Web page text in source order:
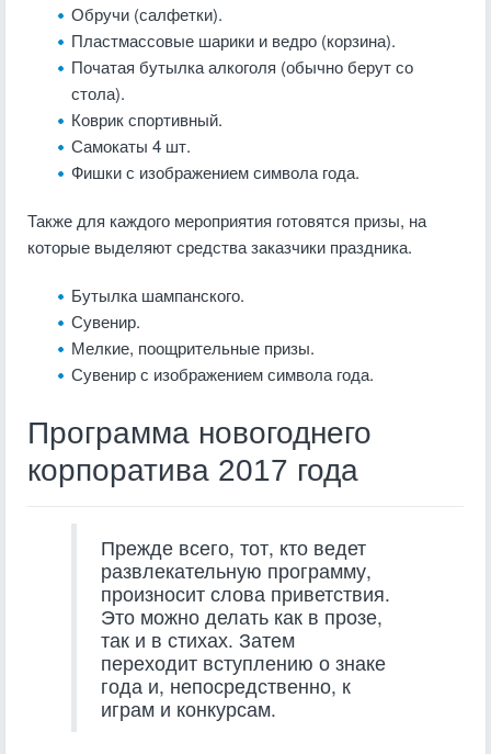
Обручи (салфетки).
Пластмассовые шарики и ведро (корзина).
Початая бутылка алкоголя (обычно берут со
стола).
Коврик спортивный.
Самокаты 4 шт.
Фишки с изображением символа года.
Также для каждого мероприятия готовятся призы, на
которые выделяют средства заказчики праздника.
Бутылка шампанского.
Сувенир.
Мелкие, поощрительные призы.
Сувенир с изображением символа года.
Программа новогоднего
корпоратива 2017 года
Прежде всего, тот, кто ведет
развлекательную программу,
произносит слова приветствия.
Это можно делать как в прозе,
так и в стихах. Затем
переходит вступлению о знаке
года и, непосредственно, к
играм и конкурсам.